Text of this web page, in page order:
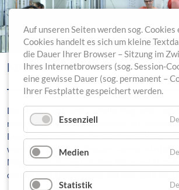
MAGNETSTIMULATION
Die repetitive transkranielle
nebenwirkungsarmes Verfahren zur
Depressionen mit nachgewiesener
wissenschaftlichen Studien. Hierbei wird
Magnetfeld ein bestimmtes Hirnareal
die einfache Handhabung und sehr gute
Auf unseren Seiten werden sog.
Cookies handelt es sich um kleine
die Dauer Ihrer Browser – Sitzung im
Ihres Internetbrowsers (sog. Session-
eine gewisse Dauer (sog. permanent –
Ihrer Festplatte gespeichert werden.
Essenziell
Medien
Statistik